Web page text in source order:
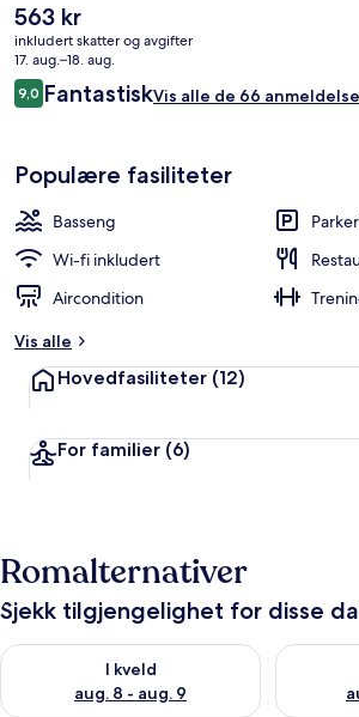
Den
nåværende
prisen
er
563 kr
563 kr
inkludert skatter og avgifter
17. aug.–18. aug.
Anmeldelser
9,09,0 av 10 –
FantastiskVis alle de 66
Populære fasiliteter
Basseng
Wi-fi inkludert
Aircondition
Vis alle
Hovedfasiliteter (12)
For familier (6)
Romalternativer
Sjekk tilgjengelighet for disse
I kveld
aug. 8 - aug. 9
Sjekk tilgjengelighet for i kveld, aug. 8 -
Sjekk